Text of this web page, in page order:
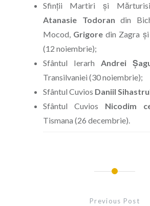
Sfinţii Martiri şi
Atanasie
Todoran din
Mocod, Grigore din Zagra şi
(12 noiembrie);
Sfântul Ierarh Andrei
Transilvaniei (30 noiembrie);
Sfântul Cuvios Daniil
Sfântul Cuvios Nicodim
Tismana (26 decembrie).
Previous Post